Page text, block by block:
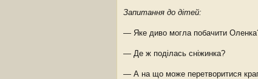
Запитання до дітей:
— Яке диво могла побачити
— Де ж поділась сніжинка?
— А на що може перетворитися